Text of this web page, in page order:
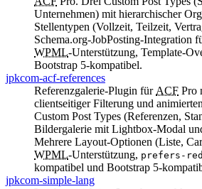
Unternehmen) mit hierarchischer
Stellentypen (Vollzeit, Teilzeit,
Schema.org-JobPosting-Integration
WPML-Unterstützung, Template-
Bootstrap 5-kompatibel.
jpkcom-acf-references
Referenzgalerie-Plugin fürACF Pro
clientseitiger Filterung und
Custom Post Types (Referenzen,
Bildergalerie mit Lightbox-Modal
Mehrere Layout-Optionen (Liste,
WPML-Unterstützung, prefers-
kompatibel und Bootstrap 5-
jpkcom-simple-lang